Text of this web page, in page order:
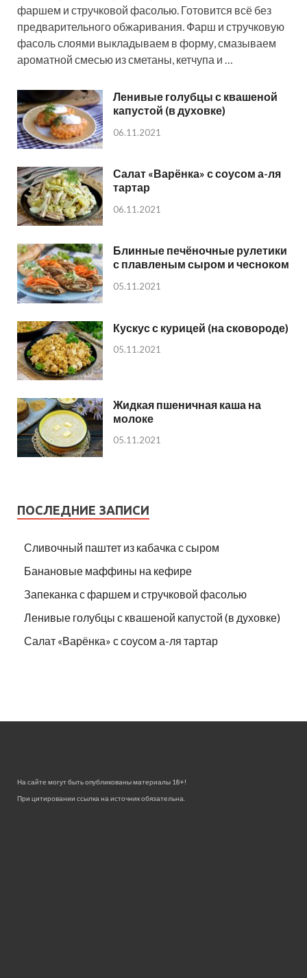
фаршем и стручковой фасолью. Готовится всё без
предварительного обжаривания. Фарш и стручковую
фасоль слоями выкладываем в форму, смазываем
ароматной смесью из сметаны, кетчупа и …
Ленивые голубцы с квашеной
капустой (в духовке)
06.11.2021
Салат «Варёнка» с соусом а-ля
тартар
06.11.2021
Блинные печёночные рулетики
с плавленым сыром и чесноком
05.11.2021
Кускус с курицей (на сковороде)
05.11.2021
Жидкая пшеничная каша на
молоке
05.11.2021
ПОСЛЕДНИЕ ЗАПИСИ
Сливочный паштет из кабачка с сыром
Банановые маффины на кефире
Запеканка с фаршем и стручковой фасолью
Ленивые голубцы с квашеной капустой (в духовке)
Салат «Варёнка» с соусом а-ля тартар
На сайте могут быть опубликованы материалы 18+!
При цитировании ссылка на источник обязательна.